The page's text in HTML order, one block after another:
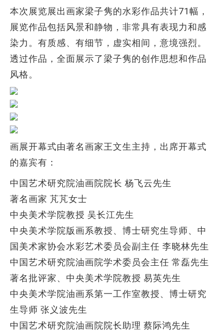
本次展览展出画家梁子隽的水彩作品共计71幅，
展览作品包括风景和静物，非常具有表现力和感
染力。有质感、有细节，虚实相间，意境强烈。
透过作品，全面展示了梁子隽的创作思想和作品
风格。
画展开幕式由著名画家王文生主持，出席开幕式
的嘉宾有：
中国艺术研究院油画院院长 杨飞云先生
著名画家 芃芃女士
中央美术学院教授 吴长江先生
中央美术学院版画系教授、博士研究生导师、中
国美术家协会水彩艺术委员会副主任 李晓林先生
中国艺术研究院油画院学术委员会主任 常磊先生
著名批评家、中央美术学院教授 易英先生
中央美术学院油画系第一工作室教授、博士研究
生导师 张义波先生
中国艺术研究院油画院院长助理 蔡际鸿先生